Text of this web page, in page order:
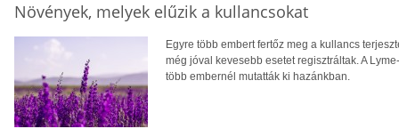
Növények, melyek elűzik a kullancsokat
Egyre több embert fertőz meg a kullancs
még jóval kevesebb esetet regisztráltak. A
több embernél mutatták ki hazánkban.